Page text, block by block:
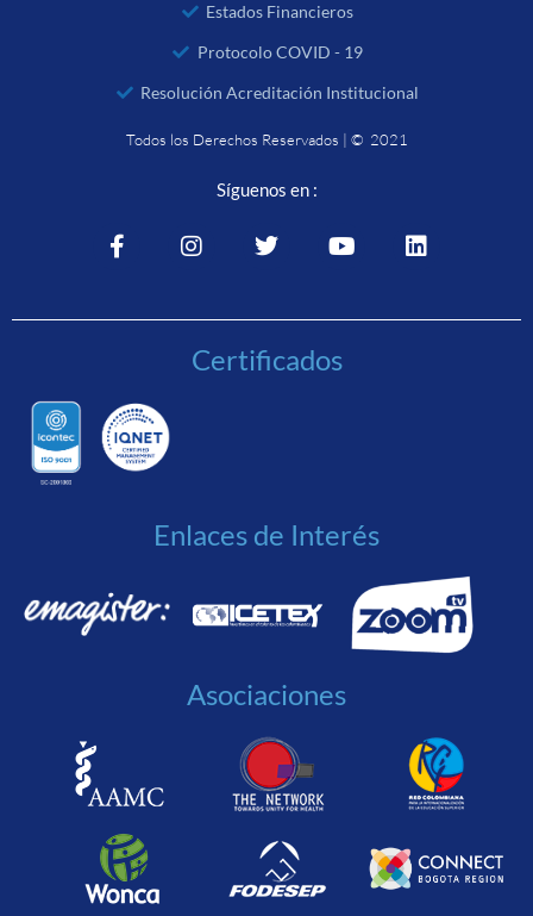
Estados Financieros
Protocolo COVID - 19
Resolución Acreditación Institucional
Todos los Derechos Reservados | © 2021
Síguenos en :
Certificados
Enlaces de Interés
Asociaciones